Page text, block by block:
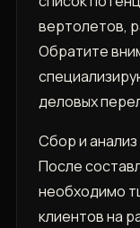
вертолетов,
Обратите
деловых
Сбор и
После
необходимо
клиентов на